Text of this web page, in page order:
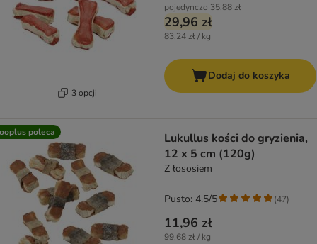
3 opcji
pojedynczo 35,88 zł
29,96 zł
83,24 zł / kg
Dodaj do koszyka
poleca
Lukullus kości do gryzienia,
12 x 5 cm (120g)
Z łososiem
11,96 zł
99,68 zł / kg
Pusto: 4.5/5 (47)